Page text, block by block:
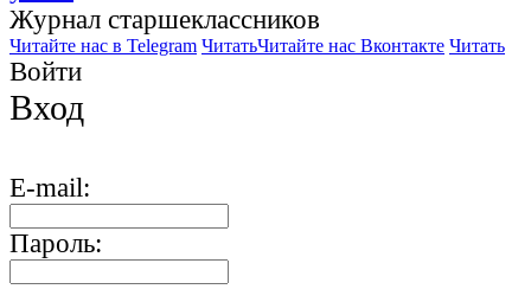
Журнал старшекласcников
Читайте нас в Telegram ЧитатьЧитайте нас Вконтакте Читать
Войти
Вход
E-mail:
Пароль: